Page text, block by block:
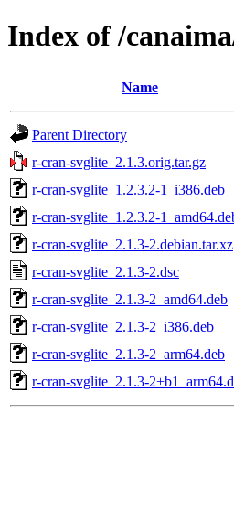
Index of /
Name
Parent Directory
r-cran-svglite_2.1.3.orig.tar.gz
r-cran-svglite_1.2.3.2-1_i386.deb
r-cran-svglite_1.2.3.2-
r-cran-svglite_2.1.3-2.debian.tar.xz
r-cran-svglite_2.1.3-2.dsc
r-cran-svglite_2.1.3-2_amd64.deb
r-cran-svglite_2.1.3-2_i386.deb
r-cran-svglite_2.1.3-2_arm64.deb
r-cran-svglite_2.1.3-